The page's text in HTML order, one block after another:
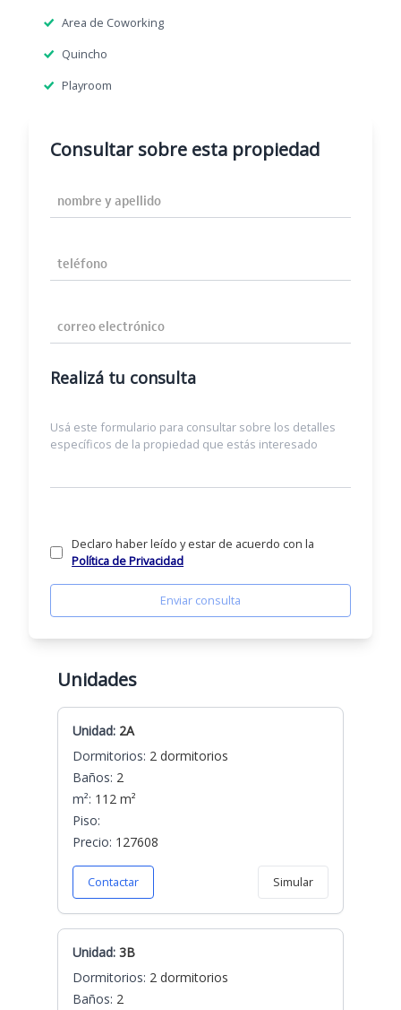
Area de Coworking
Quincho
Playroom
Consultar sobre esta propiedad
Realizá tu consulta
Declaro haber leído y estar de acuerdo con la
Política de Privacidad
Enviar consulta
Unidades
Unidad: 2A
Dormitorios: 2 dormitorios
Baños: 2
m²: 112 m²
Piso:
Precio: 127608
Contactar Simular
Unidad: 3B
Dormitorios: 2 dormitorios
Baños: 2